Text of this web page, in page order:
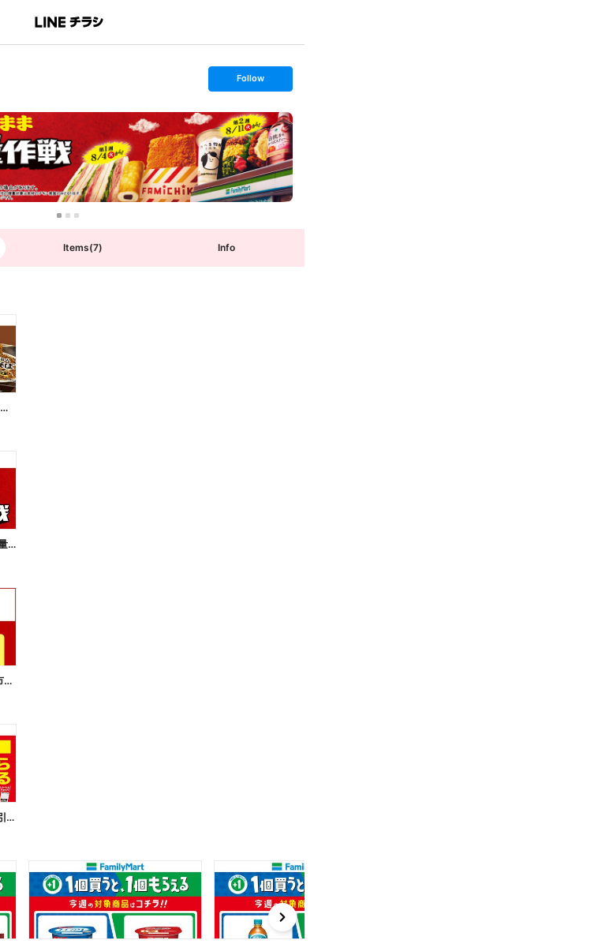
s
t
o
l
l
o
w
Follow
Items(7) Info
【おトク】対象の焼きそば2個買うと100円引き!
【おトク】お値段そのまま!45%増量作戦!
楽天ポイントカード提示で、楽天市場でのお買い物がおトクに!
【無料引換券!】焼き麺買うとお茶引換券貰える!
e
x
t